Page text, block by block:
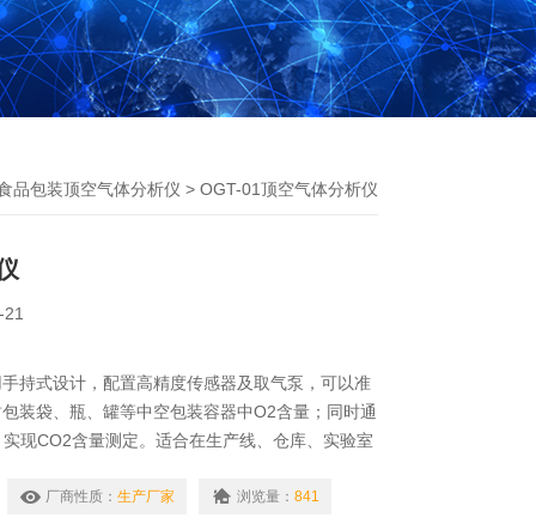
品包装顶空气体分析仪 > OGT-01顶空气体分析仪
持式设计，配置高精度传感器及取气泵，可以准
装袋、瓶、罐等中空包装容器中O2含量；同时通
现CO2含量测定。适合在生产线、仓库、实验室
厂商性质： 生产厂家 浏览量： 841